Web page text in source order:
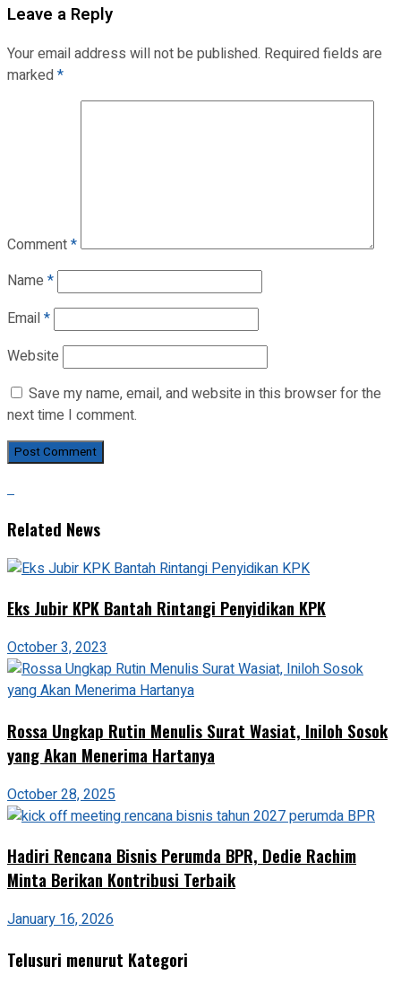
Leave a Reply
Your email address will not be published. Required fields are
marked*
Comment*
Name *
Email*
Website
Save my name, email, and website in this browser for the
next time I comment.
Related News
Eks Jubir KPK Bantah Rintangi Penyidikan KPK
October 3, 2023
Rossa Ungkap Rutin Menulis Surat Wasiat, Iniloh Sosok
yang Akan Menerima Hartanya
October 28, 2025
Hadiri Rencana Bisnis Perumda BPR, Dedie Rachim
Minta Berikan Kontribusi Terbaik
January 16, 2026
Telusuri menurut Kategori